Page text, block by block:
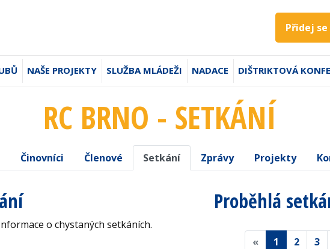
Přidej
NAŠE PROJEKTY SLUŽBA MLÁDEŽI NADACE DIŠTRIKTOVÁ
RC BRNO - SETKÁNÍ
Činovníci Členové Setkání Zprávy Projekty
o chystaných setkáních.
Proběhlá
« 1 2 3